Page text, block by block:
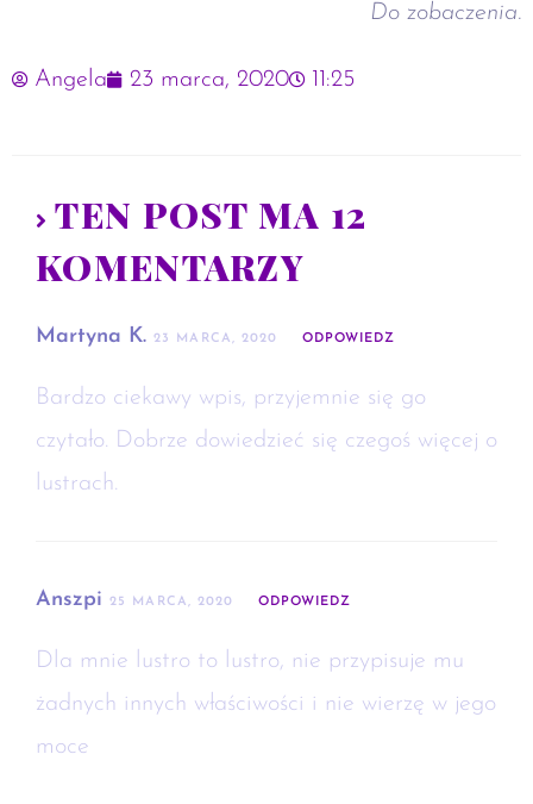
Do zobaczenia.
Angela 23 marca, 2020 11:25
TEN POST MA 12
KOMENTARZY
Martyna K. 23 MARCA, 2020 ODPOWIEDZ
Bardzo ciekawy wpis, przyjemnie się go
czytało. Dobrze dowiedzieć się czegoś więcej o
lustrach.
Anszpi 25 MARCA, 2020 ODPOWIEDZ
Dla mnie lustro to lustro, nie przypisuje mu
żadnych innych właściwości i nie wierzę w jego
moce